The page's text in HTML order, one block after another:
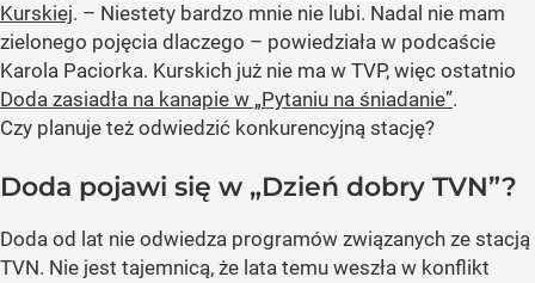
Kurskiej. – Niestety bardzo mnie nie lubi. Nadal nie mam
zielonego pojęcia dlaczego – powiedziała w podcaście
Karola Paciorka. Kurskich już nie ma w TVP, więc ostatnio
Doda zasiadła na kanapie w „Pytaniu na śniadanie”.
Czy planuje też odwiedzić konkurencyjną stację?
Doda pojawi się w „Dzień dobry TVN”?
Doda od lat nie odwiedza programów związanych ze stacją
TVN. Nie jest tajemnicą, że lata temu weszła w konflikt